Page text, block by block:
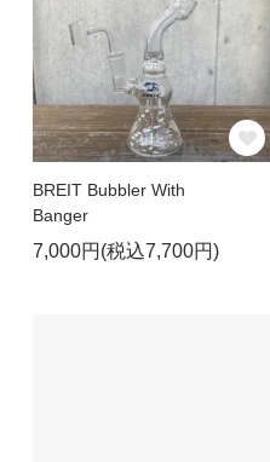
BREIT Bubbler With
Banger
7,000円(税込7,700円)